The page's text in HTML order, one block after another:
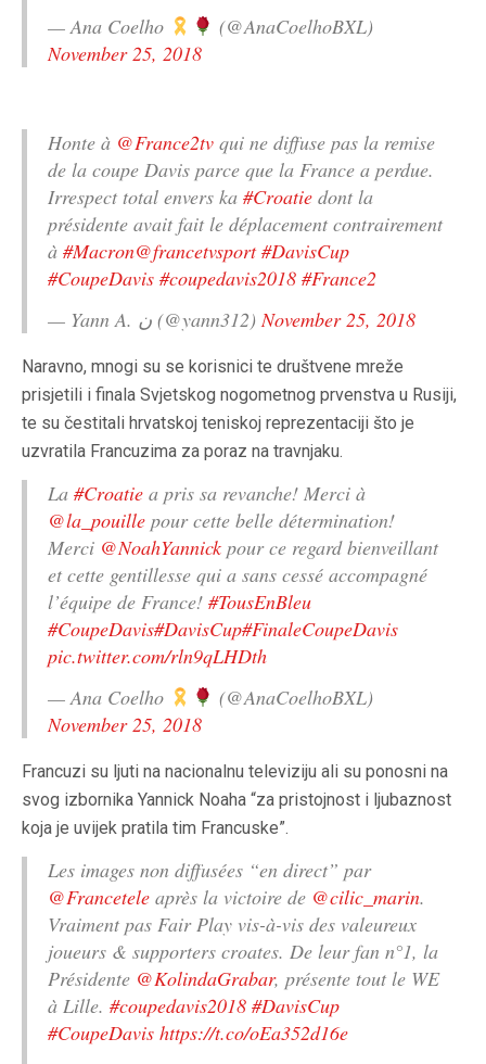
— Ana Coelho
(@AnaCoelhoBXL)
November 25, 2018
Honte à @France2tv qui ne diffuse pas la remise
de la coupe Davis parce que la France a perdue.
Irrespect total envers ka #Croatie dont la
présidente avait fait le déplacement contrairement
à #Macron@francetvsport #DavisCup
#CoupeDavis #coupedavis2018 #France2
— Yann A. ن (@yann312)November 25, 2018
Naravno, mnogi su se korisnici te društvene mreže
prisjetili i finala Svjetskog nogometnog prvenstva u Rusiji,
te su čestitali hrvatskoj teniskoj reprezentaciji što je
uzvratila Francuzima za poraz na travnjaku.
La #Croatie a pris sa revanche! Merci à
@la_pouille pour cette belle détermination!
Merci @NoahYannick pour ce regard bienveillant
et cette gentillesse qui a sans cessé accompagné
l’équipe de France! #TousEnBleu
#CoupeDavis#DavisCup#FinaleCoupeDavis
pic.twitter.com/rln9qLHDth
— Ana Coelho
(@AnaCoelhoBXL)
November 25, 2018
Francuzi su ljuti na nacionalnu televiziju ali su ponosni na
svog izbornika Yannick Noaha “za pristojnost i ljubaznost
koja je uvijek pratila tim Francuske”.
Les images non diffusées “en direct” par
@Francetele après la victoire de @cilic_marin.
Vraiment pas Fair Play vis-à-vis des valeureux
joueurs & supporters croates. De leur fan n°1, la
Présidente @KolindaGrabar, présente tout le WE
à Lille. #coupedavis2018 #DavisCup
#CoupeDavis https://t.co/oEa352d16e